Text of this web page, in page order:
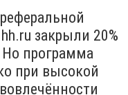
закрыли 20%
Но программа
при высокой